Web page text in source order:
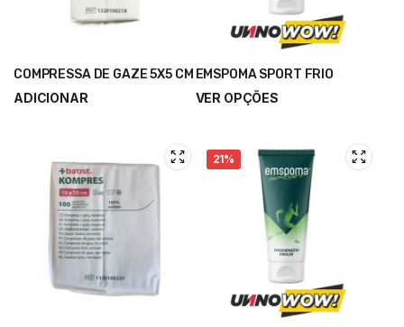
COMPRESSA DE GAZE 5X5 CM
ADICIONAR
EMSPOMA SPORT FRIO
VER OPÇÕES
21%